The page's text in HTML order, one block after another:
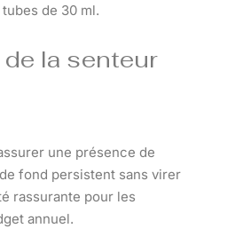
de 30 ml.
la senteur
une présence de
fond persistent sans virer
rassurante pour les
annuel.